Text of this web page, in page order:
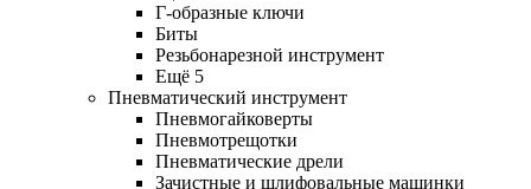
Г-образные ключи
Биты
Резьбонарезной инструмент
Ещё 5
Пневматический инструмент
Пневмогайковерты
Пневмотрещотки
Пневматические дрели
Зачистные и шлифовальные машинки